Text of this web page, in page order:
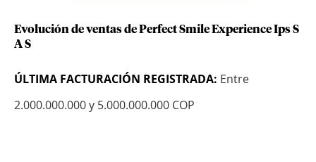
Evolución de ventas de Perfect Smile Experience Ips S
A S
ÚLTIMA FACTURACIÓN REGISTRADA: Entre
2.000.000.000 y 5.000.000.000 COP